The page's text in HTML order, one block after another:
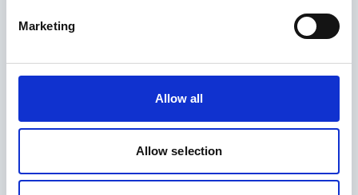
Marketing
Allow all
Allow selection
Enviar
Compartir